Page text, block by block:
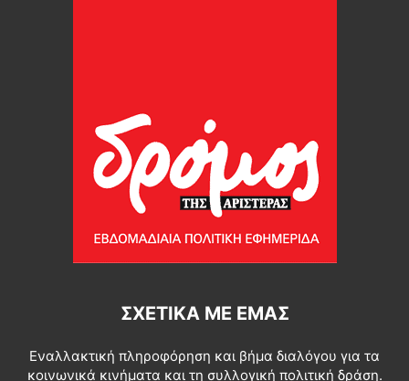
ΣΧΕΤΙΚΆ ΜΕ ΕΜΆΣ
Εναλλακτική πληροφόρηση και βήμα διαλόγου για τα
κοινωνικά κινήματα και τη συλλογική πολιτική δράση.